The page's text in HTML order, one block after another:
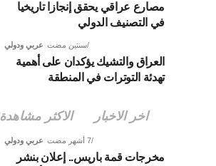
مصارع عراقي يحقق إنجازا تاريخيا
في التصنيف الدولي
عربي ودولي سنتين مضت
العراق والتشيك يؤكدان على أهمية
تهدئة التوترات في المنطقة
اخر الاخبار الاكثر مشاهدة
عربي ودولي 7 أشهر مضت
مخرجات قمة باريس.. إعلان بنشر